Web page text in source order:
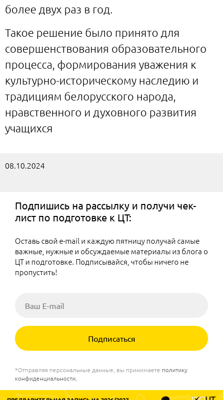
более двух раз в год.
Такое решение было принято для
совершенствования образовательного
процесса, формирования уважения к
культурно-историческому наследию и
традициям белорусского народа,
нравственного и духовного развития
учащихся
08.10.2024
Подпишись на рассылку и получи чек-
лист по подготовке к ЦТ:
Оставь свой e-mail и каждую пятницу получай самые
важные, нужные и обсуждаемые материалы из блога о
ЦТ и подготовке. Подписывайся, чтобы ничего не
пропустить!
Подписаться
*Отправляя персональные данные, вы принимаете политику
конфиденциальности